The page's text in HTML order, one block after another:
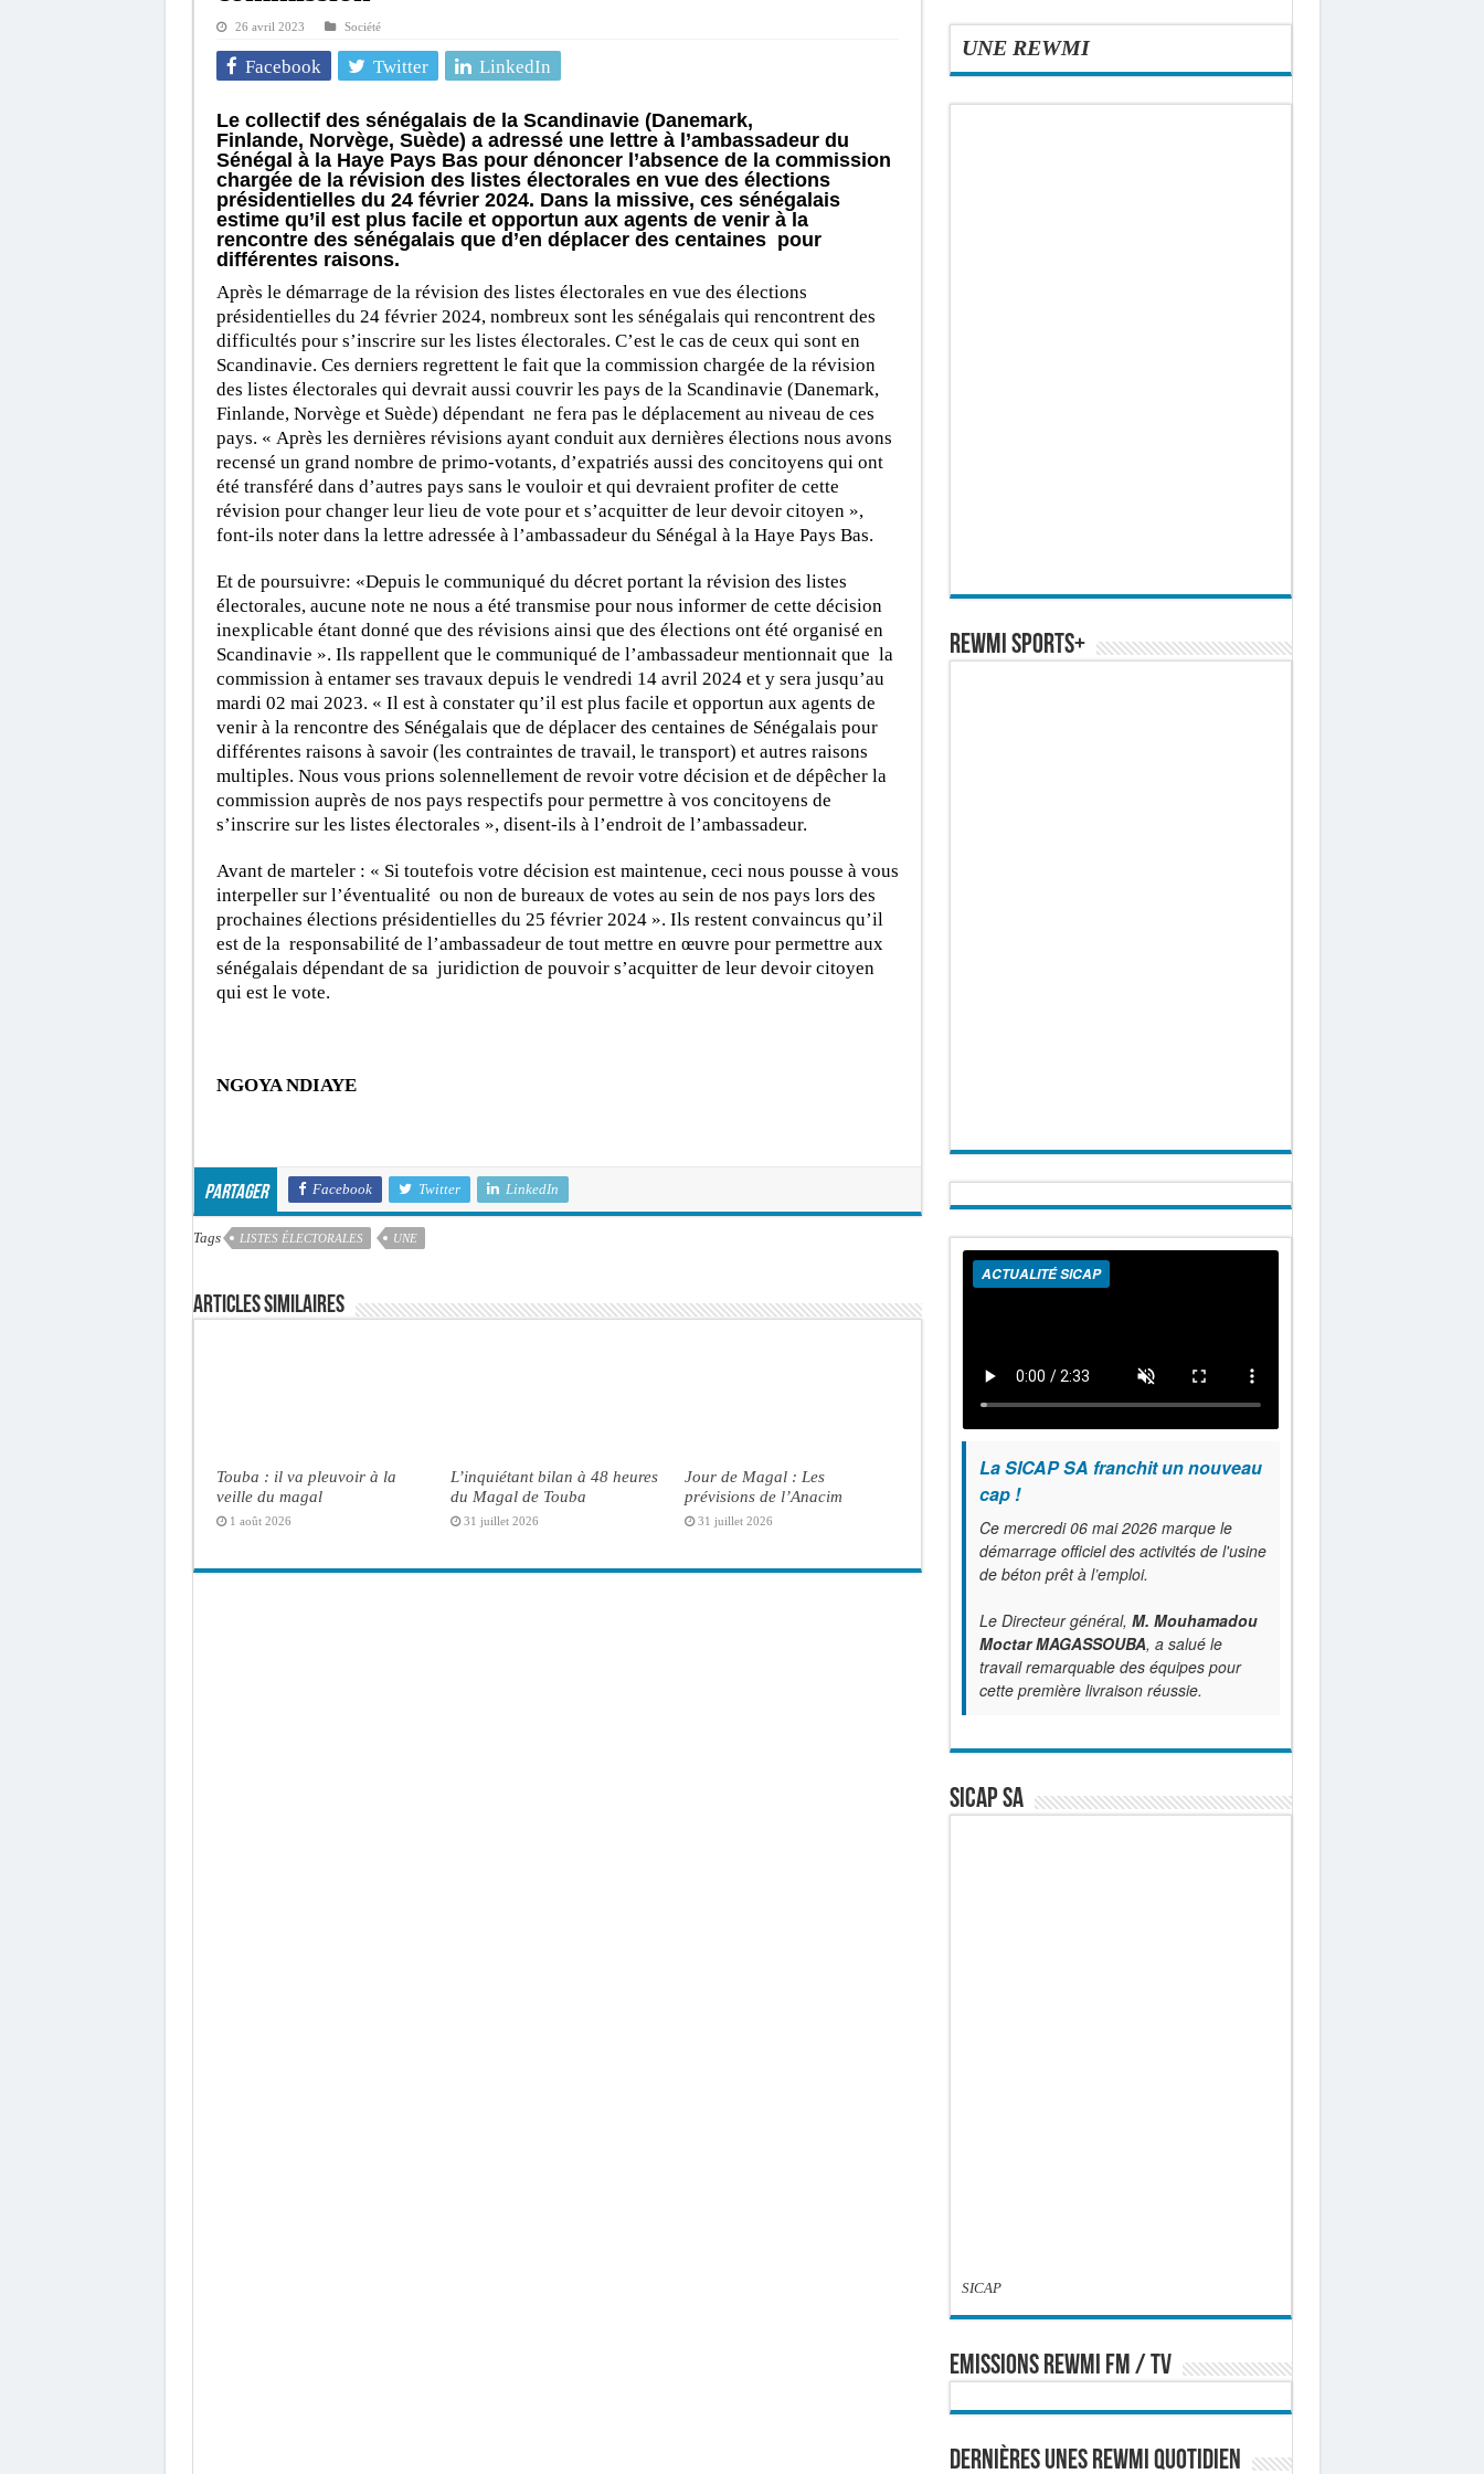
26 avril 2023 Société
Facebook Twitter LinkedIn
Le collectif des sénégalais de la Scandinavie (Danemark,
Finlande, Norvège, Suède) a adressé une lettre à l’ambassadeur du
Sénégal à la Haye Pays Bas pour dénoncer l’absence de la commission
chargée de la révision des listes électorales en vue des élections
présidentielles du 24 février 2024. Dans la missive, ces sénégalais
estime qu’il est plus facile et opportun aux agents de venir à la
rencontre des sénégalais que d’en déplacer des centaines pour
différentes raisons.
Après le démarrage de la révision des listes électorales en vue des élections
présidentielles du 24 février 2024, nombreux sont les sénégalais qui rencontrent des
difficultés pour s’inscrire sur les listes électorales. C’est le cas de ceux qui sont en
Scandinavie. Ces derniers regrettent le fait que la commission chargée de la révision
des listes électorales qui devrait aussi couvrir les pays de la Scandinavie (Danemark,
Finlande, Norvège et Suède) dépendant ne fera pas le déplacement au niveau de ces
pays. « Après les dernières révisions ayant conduit aux dernières élections nous avons
recensé un grand nombre de primo-votants, d’expatriés aussi des concitoyens qui ont
été transféré dans d’autres pays sans le vouloir et qui devraient profiter de cette
révision pour changer leur lieu de vote pour et s’acquitter de leur devoir citoyen »,
font-ils noter dans la lettre adressée à l’ambassadeur du Sénégal à la Haye Pays Bas.
Et de poursuivre: «Depuis le communiqué du décret portant la révision des listes
électorales, aucune note ne nous a été transmise pour nous informer de cette décision
inexplicable étant donné que des révisions ainsi que des élections ont été organisé en
Scandinavie ». Ils rappellent que le communiqué de l’ambassadeur mentionnait que la
commission à entamer ses travaux depuis le vendredi 14 avril 2024 et y sera jusqu’au
mardi 02 mai 2023. « Il est à constater qu’il est plus facile et opportun aux agents de
venir à la rencontre des Sénégalais que de déplacer des centaines de Sénégalais pour
différentes raisons à savoir (les contraintes de travail, le transport) et autres raisons
multiples. Nous vous prions solennellement de revoir votre décision et de dépêcher la
commission auprès de nos pays respectifs pour permettre à vos concitoyens de
s’inscrire sur les listes électorales », disent-ils à l’endroit de l’ambassadeur.
Avant de marteler : « Si toutefois votre décision est maintenue, ceci nous pousse à vous
interpeller sur l’éventualité ou non de bureaux de votes au sein de nos pays lors des
prochaines élections présidentielles du 25 février 2024 ». Ils restent convaincus qu’il
est de la responsabilité de l’ambassadeur de tout mettre en œuvre pour permettre aux
sénégalais dépendant de sa juridiction de pouvoir s’acquitter de leur devoir citoyen
qui est le vote.
NGOYA NDIAYE
Partager Facebook Twitter LinkedIn
Tags LISTES ÉLECTORALES UNE
Articles similaires
Touba : il va pleuvoir à la
veille du magal
1 août 2026
L’inquiétant bilan à 48 heures
du Magal de Touba
31 juillet 2026
Jour de Magal : Les
prévisions de l’Anacim
31 juillet 2026
UNE REWMI
REWMI SPORTS+
ACTUALITÉ SICAP
La SICAP SA franchit un nouveau
cap !
Ce mercredi 06 mai 2026 marque le
démarrage officiel des activités de l'usine
de béton prêt à l’emploi.
Le Directeur général, M. Mouhamadou
Moctar MAGASSOUBA, a salué le
travail remarquable des équipes pour
cette première livraison réussie.
SICAP SA
SICAP
EMISSIONS REWMI FM / TV
Dernières Unes Rewmi Quotidien